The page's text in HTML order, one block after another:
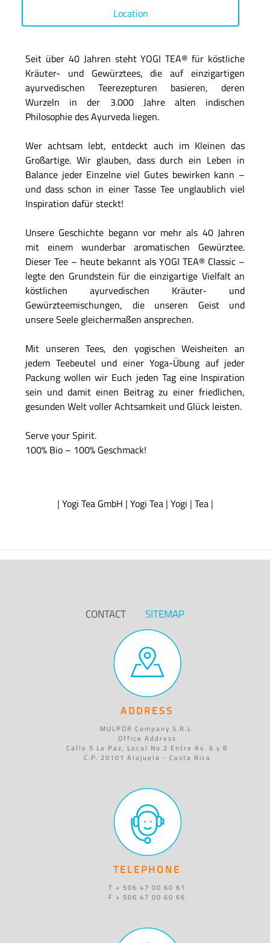
Location
Seit über 40 Jahren steht YOGI TEA® für köstliche
Kräuter- und Gewürztees, die auf einzigartigen
ayurvedischen Teerezepturen basieren, deren
Wurzeln in der 3.000 Jahre alten indischen
Philosophie des Ayurveda liegen.
Wer achtsam lebt, entdeckt auch im Kleinen das
Großartige. Wir glauben, dass durch ein Leben in
Balance jeder Einzelne viel Gutes bewirken kann –
und dass schon in einer Tasse Tee unglaublich viel
Inspiration dafür steckt!
Unsere Geschichte begann vor mehr als 40 Jahren
mit einem wunderbar aromatischen Gewürztee.
Dieser Tee – heute bekannt als YOGI TEA® Classic –
legte den Grundstein für die einzigartige Vielfalt an
köstlichen ayurvedischen Kräuter- und
Gewürzteemischungen, die unseren Geist und
unsere Seele gleichermaßen ansprechen.
Mit unseren Tees, den yogischen Weisheiten an
jedem Teebeutel und einer Yoga-Übung auf jeder
Packung wollen wir Euch jeden Tag eine Inspiration
sein und damit einen Beitrag zu einer friedlichen,
gesunden Welt voller Achtsamkeit und Glück leisten.
Serve your Spirit.
100% Bio – 100% Geschmack!
| Yogi Tea GmbH | Yogi Tea| Yogi | Tea|
CONTACT SITEMAP
ADDRESS
MULPOR Company S.R.L.
Office Address
Calle 5 La Paz, Local No.2 Entre Av. 6 y 8
C.P. 20101 Alajuela - Costa Rica
TELEPHONE
T + 506 47 00 60 61
F + 506 47 00 60 66